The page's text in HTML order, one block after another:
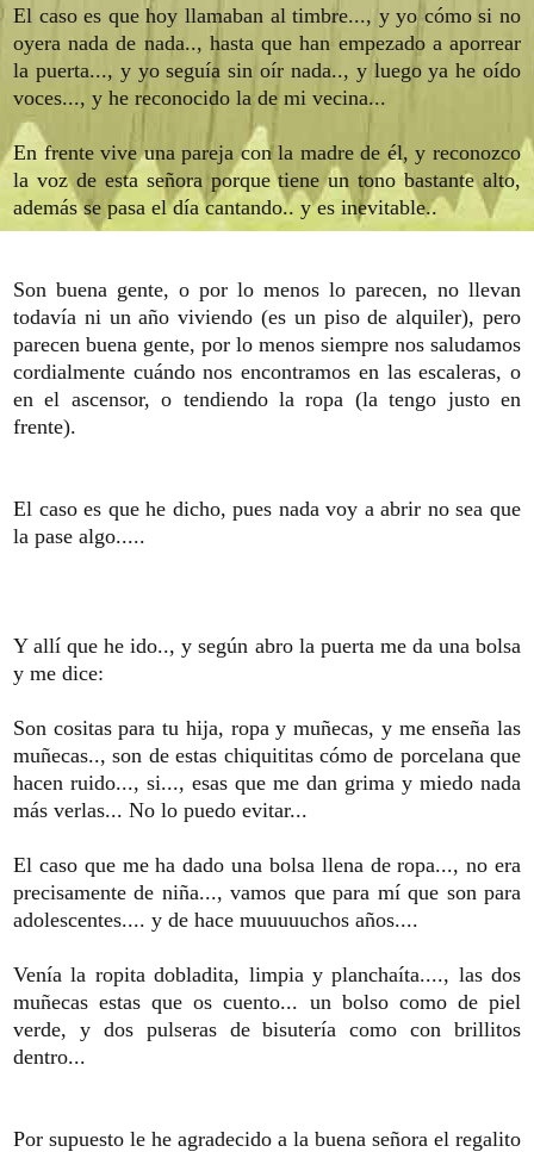
El caso es que hoy llamaban al timbre..., y yo cómo si no
oyera nada de nada.., hasta que han empezado a aporrear
la puerta..., y yo seguía sin oír nada.., y luego ya he oído
voces..., y he reconocido la de mi vecina...
En frente vive una pareja con la madre de él, y reconozco
la voz de esta señora porque tiene un tono bastante alto,
además se pasa el día cantando.. y es inevitable..
Son buena gente, o por lo menos lo parecen, no llevan
todavía ni un año viviendo (es un piso de alquiler), pero
parecen buena gente, por lo menos siempre nos saludamos
cordialmente cuándo nos encontramos en las escaleras, o
en el ascensor, o tendiendo la ropa (la tengo justo en
frente).
El caso es que he dicho, pues nada voy a abrir no sea que
la pase algo.....
Y allí que he ido.., y según abro la puerta me da una bolsa
y me dice:
Son cositas para tu hija, ropa y muñecas, y me enseña las
muñecas.., son de estas chiquititas cómo de porcelana que
hacen ruido..., si..., esas que me dan grima y miedo nada
más verlas... No lo puedo evitar...
El caso que me ha dado una bolsa llena de ropa..., no era
precisamente de niña..., vamos que para mí que son para
adolescentes.... y de hace muuuuuchos años....
Venía la ropita dobladita, limpia y planchaíta...., las dos
muñecas estas que os cuento... un bolso como de piel
verde, y dos pulseras de bisutería como con brillitos
dentro...
Por supuesto le he agradecido a la buena señora el regalito